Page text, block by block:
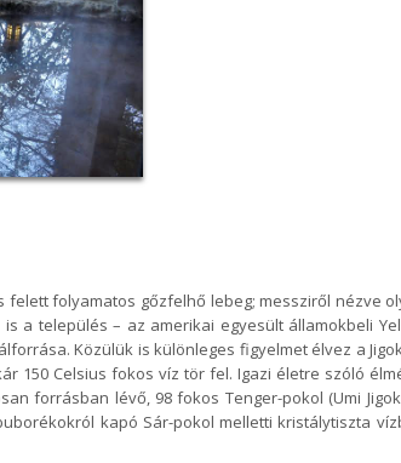
felett folyamatos gőzfelhő lebeg;messziről nézve
is a település – az amerikai egyesült államokbeli
Közülük is különleges figyelmet élvez a
150 Celsius fokos víz tör fel. Igazi életre szóló
forrásban lévő, 98 fokos Tenger-pokol (Umi
kapó Sár-pokol melletti kristálytiszta